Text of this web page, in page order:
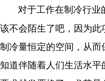
对于工作在制冷行业
该不会陌生了吧，因为
制冷量恒定的空间，从
知道伴随着人们生活水